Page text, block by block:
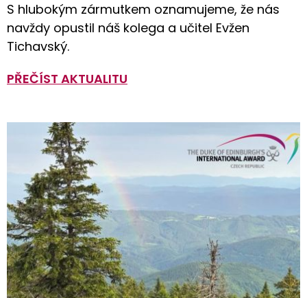
S hlubokým zármutkem oznamujeme, že nás
navždy opustil náš kolega a učitel Evžen
Tichavský.
PŘEČÍST AKTUALITU